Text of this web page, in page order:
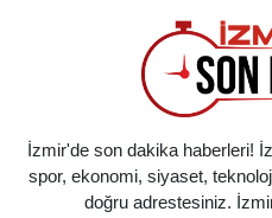
İzmir'de son dakika haberleri!
spor, ekonomi, siyaset,
doğru adrestesiniz.